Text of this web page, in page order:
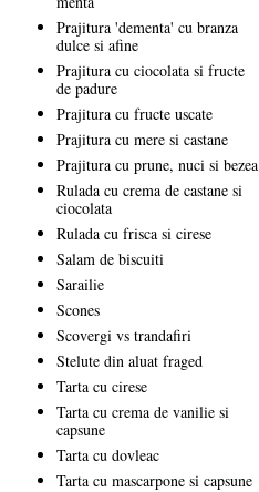
Prajitura 'dementa' cu branza
dulce si afine
Prajitura cu ciocolata si fructe
de padure
Prajitura cu fructe uscate
Prajitura cu mere si castane
Prajitura cu prune, nuci si bezea
Rulada cu crema de castane si
ciocolata
Rulada cu frisca si cirese
Salam de biscuiti
Sarailie
Scones
Scovergi vs trandafiri
Stelute din aluat fraged
Tarta cu cirese
Tarta cu crema de vanilie si
capsune
Tarta cu dovleac
Tarta cu mascarpone si capsune